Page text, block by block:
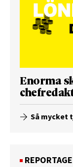
Enorma
Så mycket
REPORTAGE